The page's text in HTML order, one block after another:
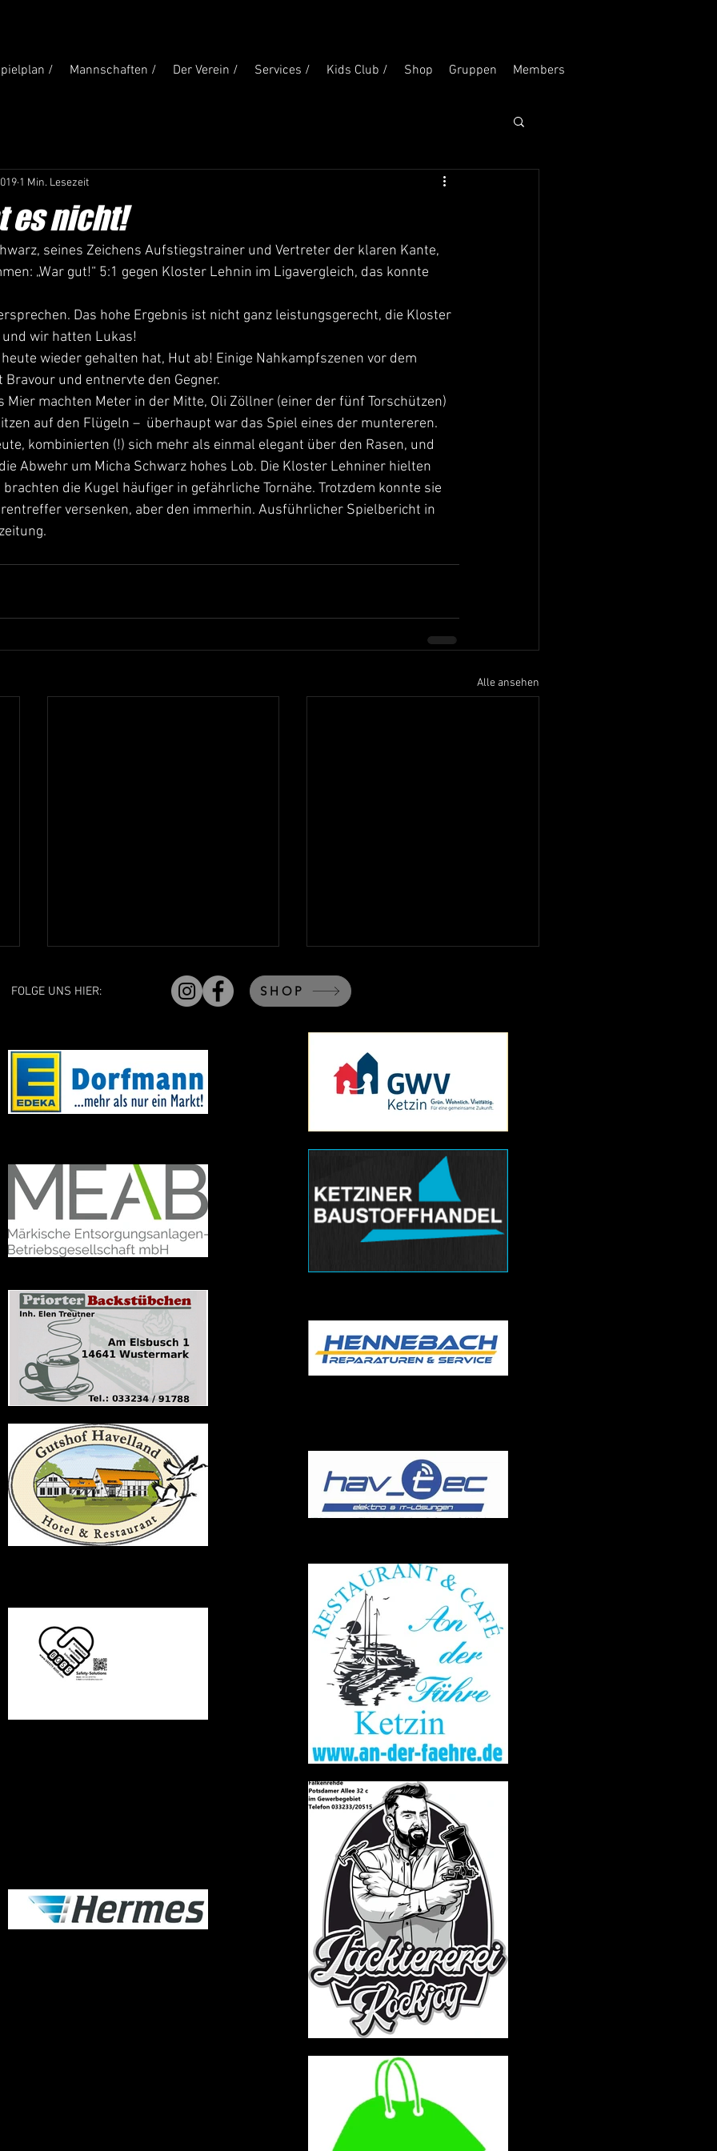
/ Mannschaften / Der Verein / Services / Kids Club / Shop Gruppen Members
es nicht!
1 Min. Lesezeit
seines Zeichens Aufstiegstrainer und Vertreter der klaren Kante,
„War gut!“ 5:1 gegen Kloster Lehnin im Ligavergleich, das konnte
Das hohe Ergebnis ist nicht ganz leistungsgerecht, die Kloster
wir hatten Lukas!
wieder gehalten hat, Hut ab! Einige Nahkampfszenen vor dem
und entnervte den Gegner.
Mier machten Meter in der Mitte, Oli Zöllner (einer der fünf Torschützen)
auf den Flügeln –  überhaupt war das Spiel eines der muntereren.
kombinierten (!) sich mehr als einmal elegant über den Rasen, und
Abwehr um Micha Schwarz hohes Lob. Die Kloster Lehniner hielten
die Kugel häufiger in gefährliche Tornähe. Trotzdem konnte sie
versenken, aber den immerhin. Ausführlicher Spielbericht in
Alle ansehen
Souveränes
Regeländerungen zur Saison
FOLGE UNS HIER: SHOP